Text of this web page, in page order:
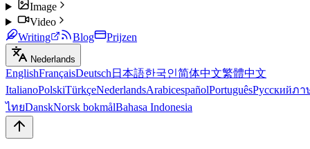
Image
Video
Writing
Blog Prijzen
Nederlands
EnglishFrançaisDeutsch 日本語한국인简体中文繁體中文
ItalianoPolskiTürkçeNederlandsArabicespañolPortuguêsРусскийภา
ไทยDanskNorsk bokmålBahasa Indonesia